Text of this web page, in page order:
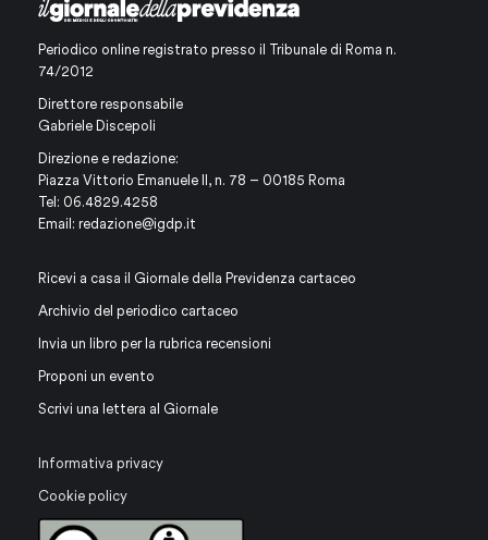
Periodico online registrato presso il Tribunale di Roma n.
74/2012
Direttore responsabile
Gabriele Discepoli
Direzione e redazione:
Piazza Vittorio Emanuele II, n. 78 – 00185 Roma
Tel: 06.4829.4258
Email: redazione@igdp.it
Ricevi a casa il Giornale della Previdenza cartaceo
Archivio del periodico cartaceo
Invia un libro per la rubrica recensioni
Proponi un evento
Scrivi una lettera al Giornale
Informativa privacy
Cookie policy